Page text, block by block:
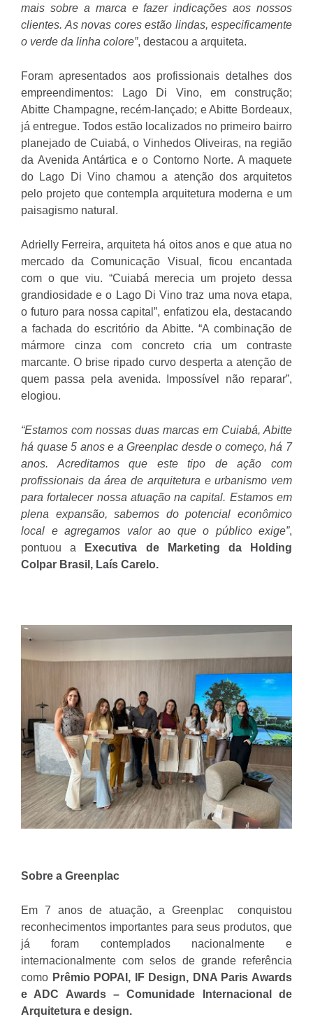
mais sobre a marca e fazer indicações aos nossos
clientes. As novas cores estão lindas, especificamente
o verde da linha colore”, destacou a arquiteta.
Foram apresentados aos profissionais detalhes dos
empreendimentos: Lago Di Vino, em construção;
Abitte Champagne, recém-lançado; e Abitte Bordeaux,
já entregue. Todos estão localizados no primeiro bairro
planejado de Cuiabá, o Vinhedos Oliveiras, na região
da Avenida Antártica e o Contorno Norte. A maquete
do Lago Di Vino chamou a atenção dos arquitetos
pelo projeto que contempla arquitetura moderna e um
paisagismo natural.
Adrielly Ferreira, arquiteta há oitos anos e que atua no
mercado da Comunicação Visual, ficou encantada
com o que viu. “Cuiabá merecia um projeto dessa
grandiosidade e o Lago Di Vino traz uma nova etapa,
o futuro para nossa capital”, enfatizou ela, destacando
a fachada do escritório da Abitte. “A combinação de
mármore cinza com concreto cria um contraste
marcante. O brise ripado curvo desperta a atenção de
quem passa pela avenida. Impossível não reparar”,
elogiou.
“Estamos com nossas duas marcas em Cuiabá, Abitte
há quase 5 anos e a Greenplac desde o começo, há 7
anos. Acreditamos que este tipo de ação com
profissionais da área de arquitetura e urbanismo vem
para fortalecer nossa atuação na capital. Estamos em
plena expansão, sabemos do potencial econômico
local e agregamos valor ao que o público exige”,
pontuou a
Executiva de Marketing da Holding
Colpar Brasil, Laís Carelo.
Sobre a Greenplac
Em 7 anos de atuação, a Greenplac conquistou
reconhecimentos importantes para seus produtos, que
já foram contemplados nacionalmente e
internacionalmente com selos de grande referência
como Prêmio POPAI, IF Design, DNA Paris Awards
e ADC Awards – Comunidade Internacional de
Arquitetura e design.